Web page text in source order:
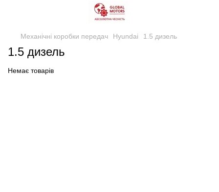
Механічні коробки передач Hyundai 1.5 дизель
1.5 дизель
Немає товарів